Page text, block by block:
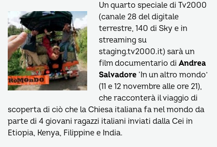
Un quarto speciale di Tv2000
(canale 28 del digitale
terrestre, 140 di Sky e in
streaming su
staging.tv2000.it) sarà un
film documentario di Andrea
Salvadore ‘In un altro mondo’
(11 e 12 novembre alle ore 21),
che racconterà il viaggio di
scoperta di ciò che la Chiesa italiana fa nel mondo da
parte di 4 giovani ragazzi italiani inviati dalla Cei in
Etiopia, Kenya, Filippine e India.